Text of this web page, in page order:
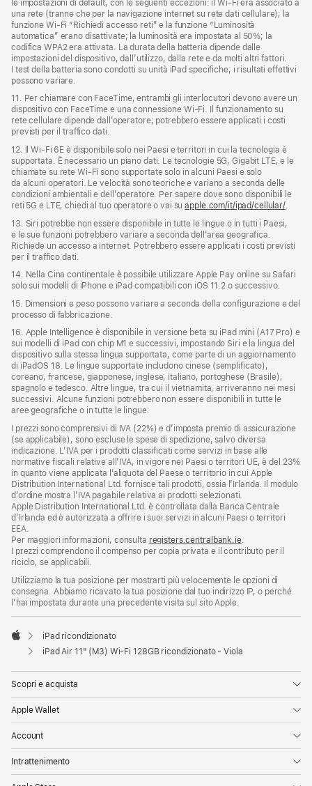
le impostazioni di default, con le seguenti eccezioni: il Wi-Fi era associato a
una rete (tranne che per la navigazione internet su rete dati cellulare); la
funzione Wi‑Fi “Richiedi accesso reti” e la funzione “Luminosità
automatica” erano disattivate; la luminosità era impostata al 50%; la
codifica WPA2 era attivata. La durata della batteria dipende dalle
impostazioni del dispositivo, dall’utilizzo, dalla rete e da molti altri fattori.
I test della batteria sono condotti su unità iPad specifiche; i risultati effettivi
possono variare.
11. Per chiamare con FaceTime, entrambi gli interlocutori devono avere un
dispositivo con FaceTime e una connessione Wi‑Fi. Il funzionamento su
rete cellulare dipende dall’operatore; potrebbero essere applicati i costi
previsti per il traffico dati.
12. Il Wi‑Fi 6E è disponibile solo nei Paesi e territori in cui la tecnologia è
supportata. È necessario un piano dati. Le tecnologie 5G, Gigabit LTE, e le
chiamate su rete Wi‑Fi sono supportate solo in alcuni Paesi e solo
da alcuni operatori. Le velocità sono teoriche e variano a seconda delle
condizioni ambientali e dell’operatore. Per sapere dove sono disponibili le
reti 5G e LTE, chiedi al tuo operatore o vai suapple.com/it/ipad/cellular/.
13. Siri potrebbe non essere disponibile in tutte le lingue o in tutti i Paesi,
e le sue funzioni potrebbero variare a seconda dell’area geografica.
Richiede un accesso a internet. Potrebbero essere applicati i costi previsti
per il traffico dati.
14. Nella Cina continentale è possibile utilizzare Apple Pay online su Safari
solo sui modelli di iPhone e iPad compatibili con iOS 11.2 o successivo.
15. Dimensioni e peso possono variare a seconda della configurazione e del
processo di fabbricazione.
16. Apple Intelligence è disponibile in versione beta su iPad mini (A17 Pro) e
sui modelli di iPad con chip M1 e successivi, impostando Siri e la lingua del
dispositivo sulla stessa lingua supportata, come parte di un aggiornamento
di iPadOS 18. Le lingue supportate includono cinese (semplificato),
coreano, francese, giapponese, inglese, italiano, portoghese (Brasile),
spagnolo e tedesco. Altre lingue, tra cui il vietnamita, arriveranno nei mesi
successivi. Alcune funzioni potrebbero non essere disponibili in tutte le
aree geografiche o in tutte le lingue.
I prezzi sono comprensivi di IVA (22%) e d’imposta premio di assicurazione
(se applicabile), sono escluse le spese di spedizione, salvo diversa
indicazione. L’IVA per i prodotti classificati come servizi in base alle
normative fiscali relative all’IVA, in vigore nei Paesi o territori UE, è del 23%
in quanto viene applicata l’aliquota del Paese o territorio in cui Apple
Distribution International Ltd. fornisce tali prodotti, ossia l’Irlanda. Il modulo
d’ordine mostra l’IVA pagabile relativa ai prodotti selezionati.
Apple Distribution International Ltd. è controllata dalla Banca Centrale
d’Irlanda ed è autorizzata a offrire i suoi servizi in alcuni Paesi o territori
EEA.
Per maggiori informazioni, consulta registers.centralbank.ie.
I prezzi comprendono il compenso per copia privata e il contributo per il
riciclo, se applicabili.
Utilizziamo la tua posizione per mostrarti più velocemente le opzioni di
consegna. Abbiamo ricavato la tua posizione dal tuo indirizzo IP, o perché
l’hai impostata durante una precedente visita sul sito Apple.
Apple
iPad ricondizionato
iPad Air 11" (M3) Wi‑Fi 128GB ricondizionato - Viola
Scopri e acquista
Apple Wallet
Account
Intrattenimento